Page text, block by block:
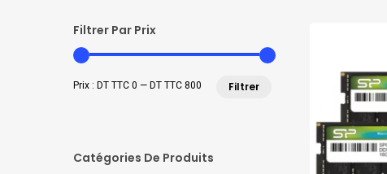
Filtrer Par Prix
Filtrer
Prix : DT TTC 0 — DT TTC 800
Catégories De Produits